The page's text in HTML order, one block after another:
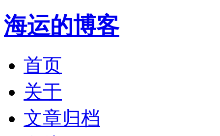
海运的博客
首页
关于
文章归档